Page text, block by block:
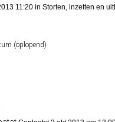
11:20 in Storten, inzetten en
(oplopend)